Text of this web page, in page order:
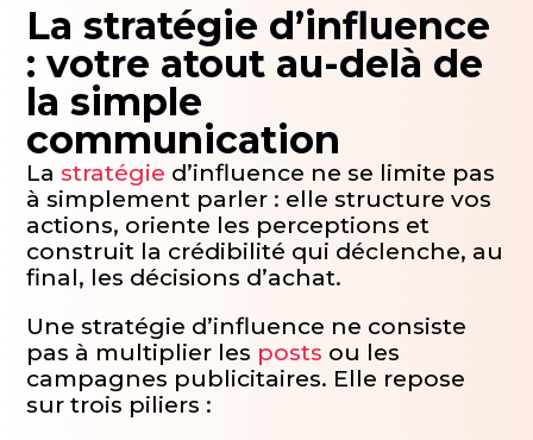
La stratégie d’influence
: votre atout au-delà de
la simple
communication
Lastratégie d’influence ne se limite pas
à simplement parler : elle structure vos
actions, oriente les perceptions et
construit la crédibilité qui déclenche, au
final, les décisions d’achat.
Une stratégie d’influence ne consiste
pas à multiplier les posts ou les
campagnes publicitaires. Elle repose
sur trois piliers :